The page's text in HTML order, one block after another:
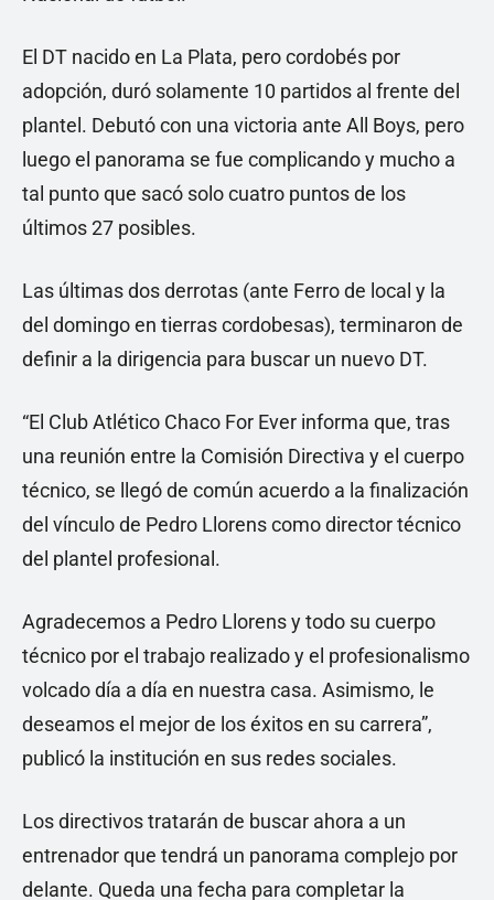
El DT nacido en La Plata, pero cordobés por
adopción, duró solamente 10 partidos al frente del
plantel. Debutó con una victoria ante All Boys, pero
luego el panorama se fue complicando y mucho a
tal punto que sacó solo cuatro puntos de los
últimos 27 posibles.
Las últimas dos derrotas (ante Ferro de local y la
del domingo en tierras cordobesas), terminaron de
definir a la dirigencia para buscar un nuevo DT.
“El Club Atlético Chaco For Ever informa que, tras
una reunión entre la Comisión Directiva y el cuerpo
técnico, se llegó de común acuerdo a la finalización
del vínculo de Pedro Llorens como director técnico
del plantel profesional.
Agradecemos a Pedro Llorens y todo su cuerpo
técnico por el trabajo realizado y el profesionalismo
volcado día a día en nuestra casa. Asimismo, le
deseamos el mejor de los éxitos en su carrera”,
publicó la institución en sus redes sociales.
Los directivos tratarán de buscar ahora a un
entrenador que tendrá un panorama complejo por
delante. Queda una fecha para completar la